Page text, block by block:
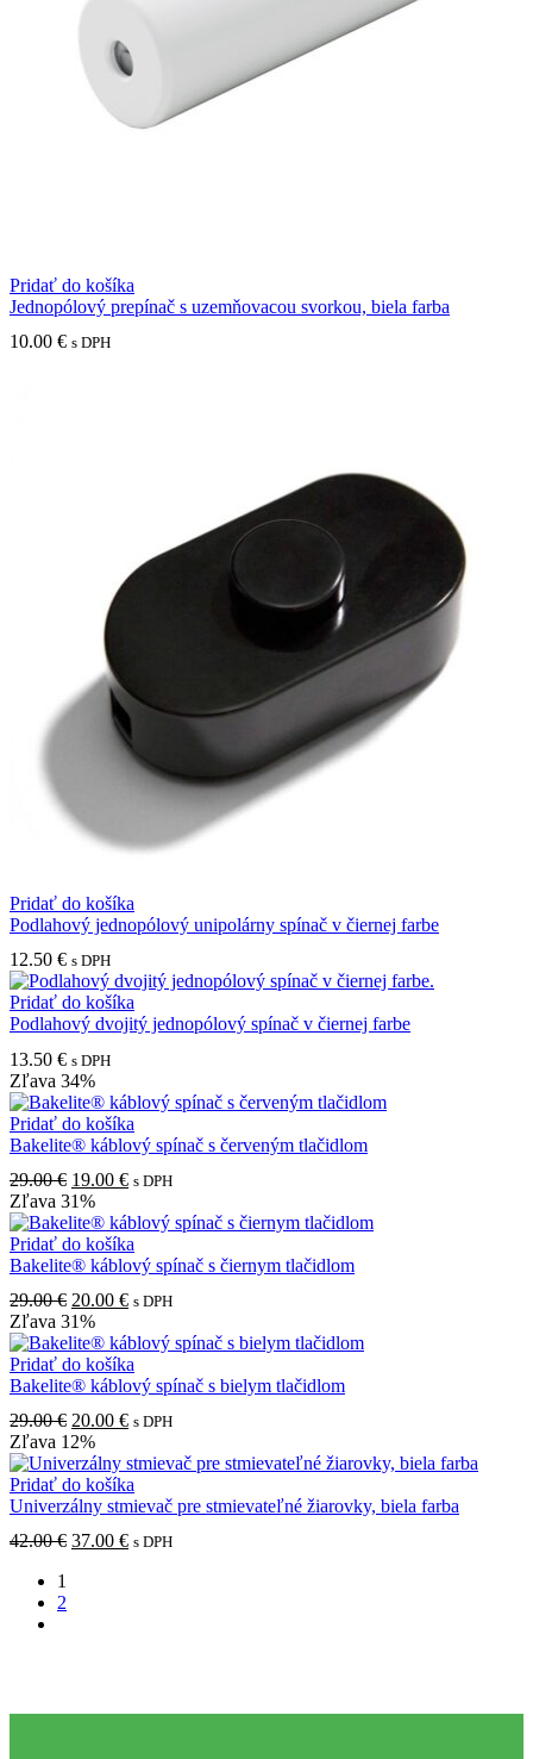
Pridať do košíka
Jednopólový prepínač s uzemňovacou svorkou, biela farba
10.00 € s DPH
Pridať do košíka
Podlahový jednopólový unipolárny spínač v čiernej farbe
12.50 € s DPH
Pridať do košíka
Podlahový dvojitý jednopólový spínač v čiernej farbe
13.50 € s DPH
Zľava 34%
Pridať do košíka
Bakelite® káblový spínač s červeným tlačidlom
29.00€ Pôvodná
cena
bola:
29.00 €.
19.00 €Aktuálna
je:
19.00 €.
s DPH
Zľava 31%
Pridať do košíka
Bakelite® káblový spínač s čiernym tlačidlom
29.00€ Pôvodná
cena
bola:
29.00 €.
20.00 €Aktuálna
je:
20.00 €.
s DPH
Zľava 31%
Pridať do košíka
Bakelite® káblový spínač s bielym tlačidlom
29.00€ Pôvodná
cena
bola:
29.00 €.
20.00 €Aktuálna
je:
20.00 €.
s DPH
Zľava 12%
Pridať do košíka
Univerzálny stmievač pre stmievateľné žiarovky, biela farba
42.00€ Pôvodná
37.00 €Aktuálna
s DPH
1
2